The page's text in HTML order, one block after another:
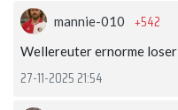
mannie-010 +542
Wellereuter ernorme loser
27-11-2025 21:54